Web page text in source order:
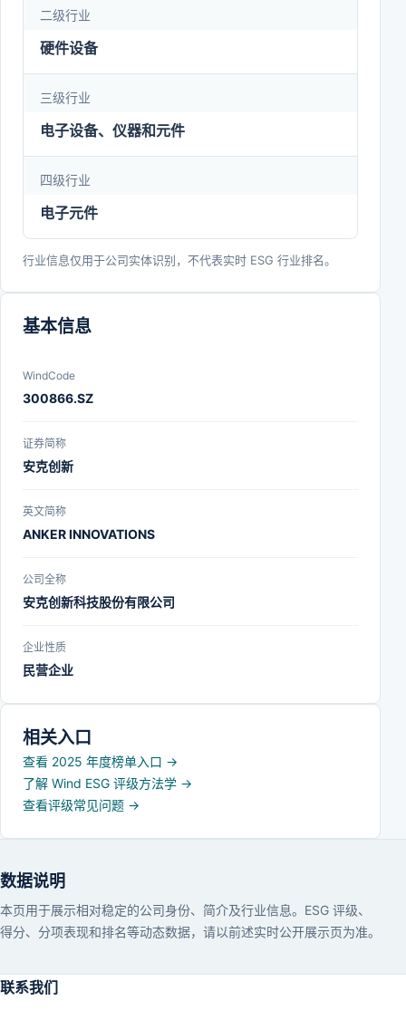
二级行业
硬件设备
三级行业
电子设备、仪器和元件
四级行业
电子元件
行业信息仅用于公司实体识别，不代表实时 ESG 行业排名。
基本信息
WindCode
300866.SZ
证券简称
安克创新
英文简称
ANKER INNOVATIONS
公司全称
安克创新科技股份有限公司
企业性质
民营企业
相关入口
查看 2025 年度榜单入口 →
了解 Wind ESG 评级方法学 →
查看评级常见问题 →
数据说明
本页用于展示相对稳定的公司身份、简介及行业信息。ESG 评级、
得分、分项表现和排名等动态数据，请以前述实时公开展示页为准。
联系我们